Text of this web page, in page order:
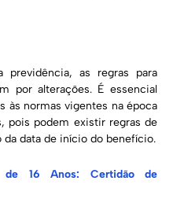
as regras para
por alterações. É essencial
às normas vigentes na época
pois podem existir regras de
data de início do benefício.
de 16 Anos: Certidão de